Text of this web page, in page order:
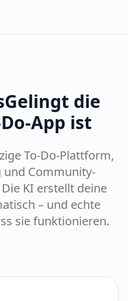
App ist
und Community-
KI erstellt deine
– und echte
sie funktionieren.